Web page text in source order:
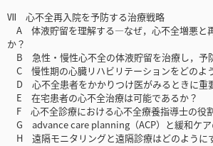
Ⅶ 心不全再入院を予防する治療戦略
A 体液貯留を理解する―なぜ，心不全増悪と
か？
B 急性・慢性心不全の体液貯留を治療し，予
C 慢性期の心臓リハビリテーションをどのよ
D 心不全患者をかかりつけ医がみるときに重
E 在宅患者の心不全治療は可能であるか？
F 心不全診療における心不全療養指導士の役
G advance care planning（ACP）と緩和ケア
H 遠隔モニタリングと遠隔診療はどのように